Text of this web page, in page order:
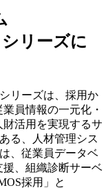
リーズに
リーズは、採用か
員情報の一元化・
活用を実現するサ
る、人材管理シス
、従業員データベ
援、組織診断サーベ
採用」と